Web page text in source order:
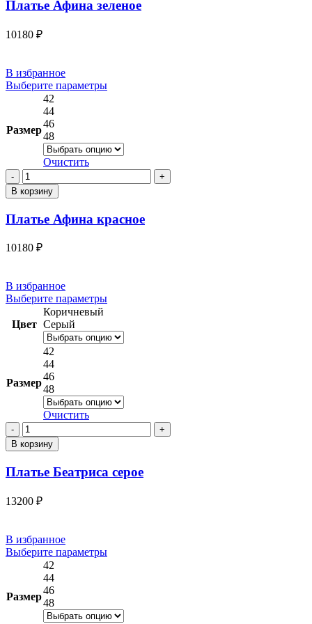
зеленое
Платье Афина зеленое
10180 ₽
В избранное
Выберите параметрыЭтот
Опции
можно
выбрать
на
Размер
42
44
46
48
Очистить
Количество
товара
Платье
красное
В корзину
Платье Афина красное
10180 ₽
В избранное
Выберите параметрыЭтот
несколько
вариаций.
на
странице
товара.
Цвет
Коричневый
Серый
Размер
42
44
46
48
Очистить
Количество
товара
Платье
Беатриса
серое
В корзину
Платье Беатриса серое
13200 ₽
В избранное
Выберите параметрыЭтот
Опции
Размер
42
44
46
48